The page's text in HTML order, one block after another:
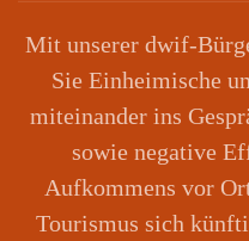
Mit unserer dwif-
Sie Einheimische
miteinander ins
sowie negative
Aufkommens vor
Tourismus sich